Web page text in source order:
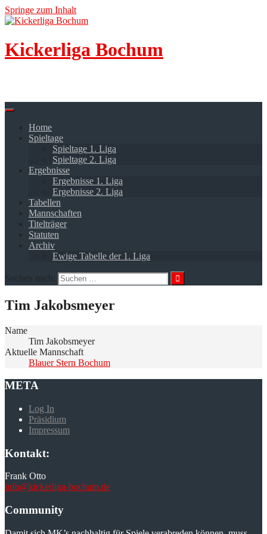
Springe zum Inhalt
Kickerliga Bochum
Home
Spieltage
Spieltage 1. Liga
Spieltage 2. Liga
Ergebnisse
Ergebnisse 1. Liga
Ergebnisse 2. Liga
Tabellen
Mannschaften
Titelträger
Statuten
Archiv
Ewige Tabelle der 1. Liga
Suchen nach:
Tim Jakobsmeyer
Name
Tim Jakobsmeyer
Aktuelle Mannschaft
Blauer Stern Bochum
META
Log In
Präsidium
Impressum
Kontakt:
Frank Otto
info@kickerliga-bochum.de
Community